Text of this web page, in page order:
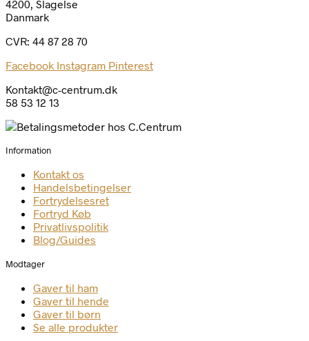
4200, Slagelse
Danmark
CVR: 44 87 28 70
Facebook Instagram Pinterest
Kontakt@c-centrum.dk
58 53 12 13
Information
Kontakt os
Handelsbetingelser
Fortrydelsesret
Fortryd Køb
Privatlivspolitik
Blog/Guides
Modtager
Gaver til ham
Gaver til hende
Gaver til børn
Se alle produkter